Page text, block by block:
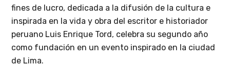
fines de lucro, dedicada a la difusión de la cultura e
inspirada en la vida y obra del escritor e historiador
peruano Luis Enrique Tord, celebra su segundo año
como fundación en un evento inspirado en la ciudad
de Lima.